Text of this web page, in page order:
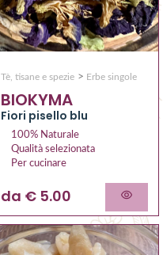
Tè, tisane e spezie > Erbe singole
BIOKYMA
Fiori pisello blu
100% Naturale
Qualità selezionata
Per cucinare
da € 5.00